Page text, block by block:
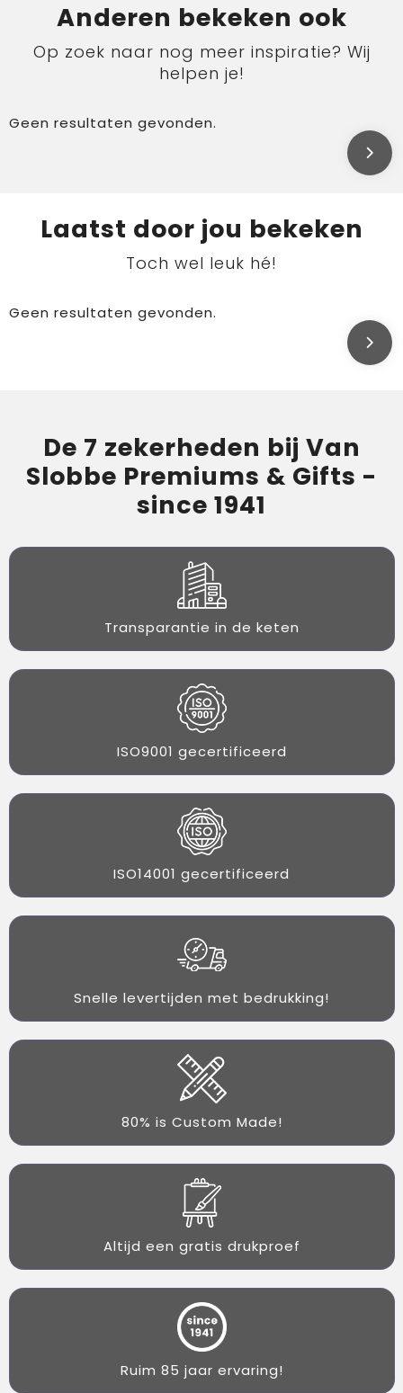
Anderen bekeken ook
Op zoek naar nog meer inspiratie? Wij
helpen je!
Geen resultaten gevonden.
Laatst door jou bekeken
Toch wel leuk hé!
Geen resultaten gevonden.
De 7 zekerheden bij Van
Slobbe Premiums & Gifts -
since 1941
Transparantie in de keten
ISO9001 gecertificeerd
ISO14001 gecertificeerd
Snelle levertijden met bedrukking!
80% is Custom Made!
Altijd een gratis drukproef
Ruim 85 jaar ervaring!